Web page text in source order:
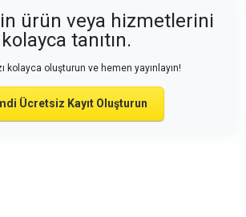
ürün veya hizmetlerini
kolayca tanıtın.
kolayca oluşturun ve hemen yayınlayın!
Ücretsiz Kayıt Oluşturun